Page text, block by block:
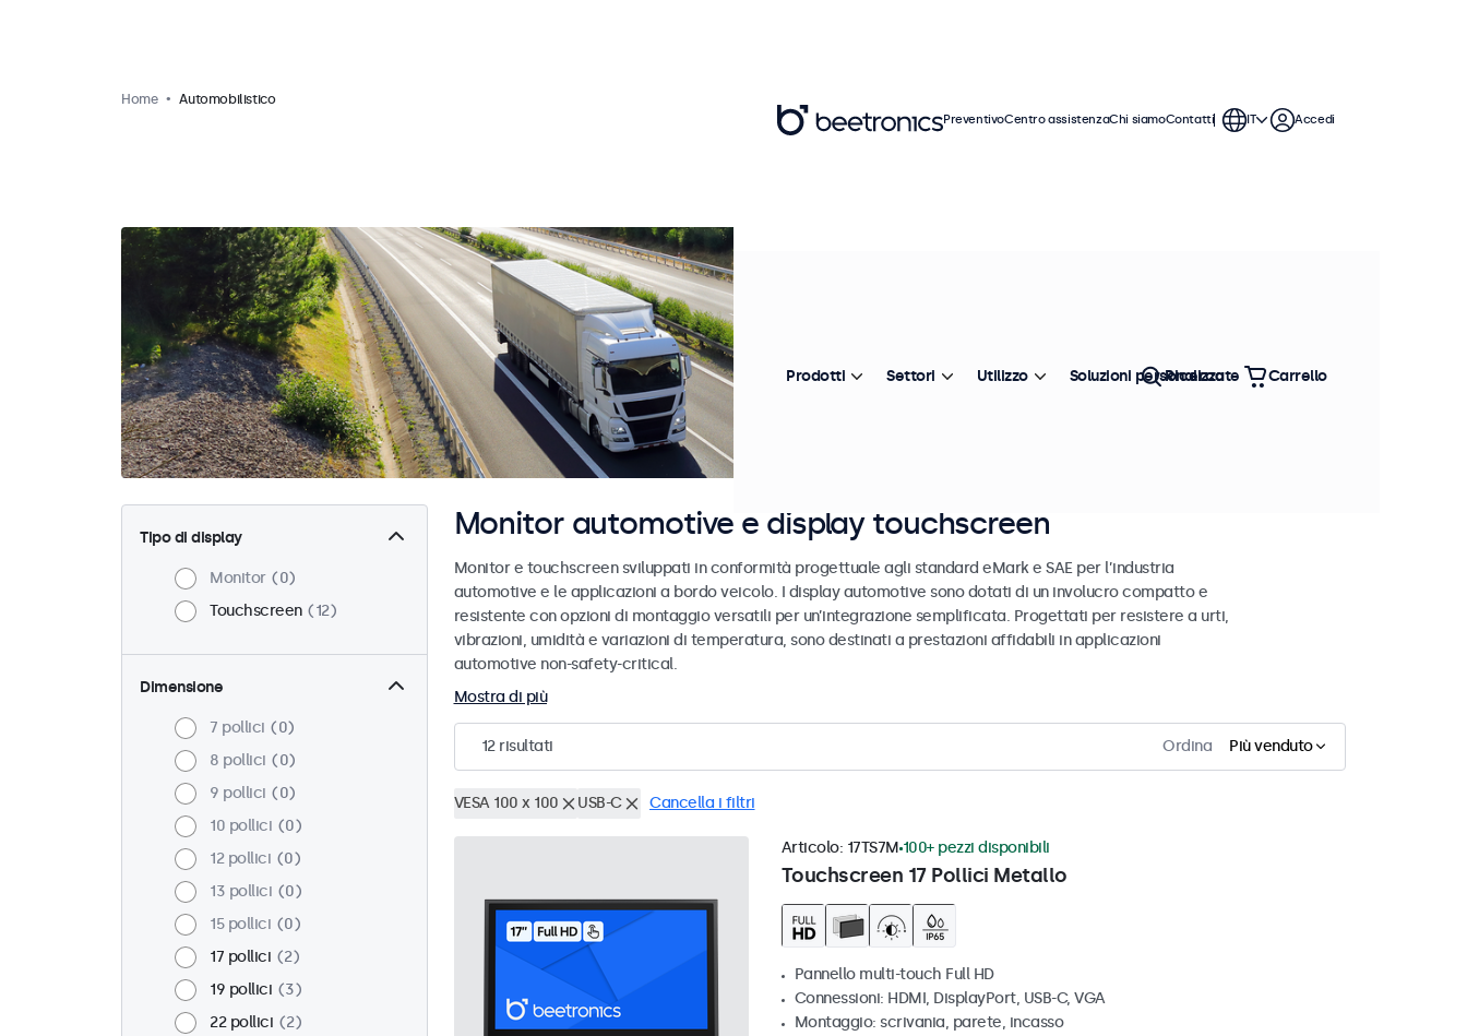
Home Automobilistico
Tipo di display
Monitor
0
Touchscreen
12
Dimensione
7 pollici
0
8 pollici
0
9 pollici
0
10 pollici
0
12 pollici
0
13 pollici
0
15 pollici
0
17 pollici
2
19 pollici
3
22 pollici
2
Monitor automotive e display touchscreen
Monitor e touchscreen sviluppati in conformità progettuale agli standard eMark e SAE per l’industria
automotive e le applicazioni a bordo veicolo. I display automotive sono dotati di un involucro compatto e
resistente con opzioni di montaggio versatili per un’integrazione semplificata. Progettati per resistere a urti,
vibrazioni, umidità e variazioni di temperatura, sono destinati a prestazioni affidabili in applicazioni
automotive non-safety-critical.
Mostra di più
12risultati Ordina Più venduto
VESA 100 x 100 USB-C Cancella i filtri
Touchscreen 17 Pollici Metallo
Articolo: 17TS7M 100+ pezzi disponibili
Pannello multi-touch Full HD
Connessioni: HDMI, DisplayPort, USB-C, VGA
Montaggio: scrivania, parete, incasso
PreventivoCentro assistenzaChi siamoContatti IT Accedi
Prodotti Settori Utilizzo Soluzioni personalizzate
Ricerca Carrello